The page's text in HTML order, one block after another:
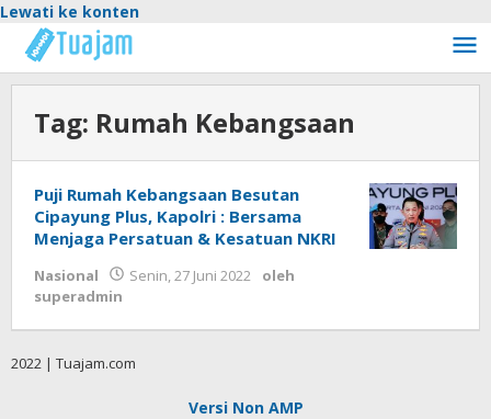
Lewati ke konten
Tag: Rumah Kebangsaan
Puji Rumah Kebangsaan Besutan
Cipayung Plus, Kapolri : Bersama
Menjaga Persatuan & Kesatuan NKRI
Nasional Senin, 27 Juni 2022
oleh
superadmin
2022 | Tuajam.com
Versi Non AMP